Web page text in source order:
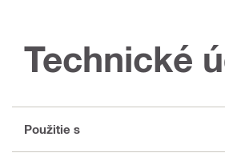
Technické
Použitie s